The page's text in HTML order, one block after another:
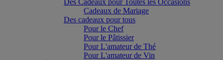
Des Cadeaux pour Toutes les Occasions
Cadeaux de Mariage
Des cadeaux pour tous
Pour le Chef
Pour le Pâtissier
Pour L'amateur de Thé
Pour L'amateur de Vin